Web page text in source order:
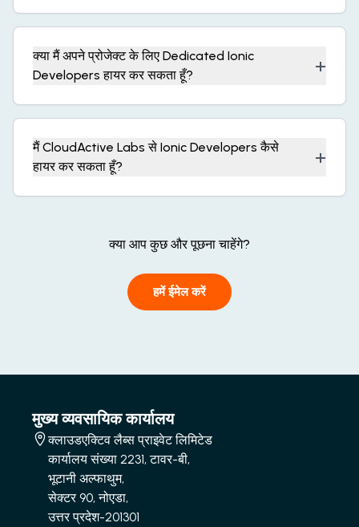
क्या मैं अपने प्रोजेक्ट के लिए Dedicated Ionic
Developers हायर कर सकता हूँ?
+
मैं CloudActive Labs से Ionic Developers कैसे
हायर कर सकता हूँ?
+
क्या आप कुछ और पूछना चाहेंगे?
हमें ईमेल करें
मुख्य व्यवसायिक कार्यालय
क्लाउडएक्टिव लैब्स प्राइवेट लिमिटेड
कार्यालय संख्या 2231, टावर-बी,
भूटानी अल्फाथुम,
सेक्टर 90, नोएडा,
उत्तर प्रदेश-201301